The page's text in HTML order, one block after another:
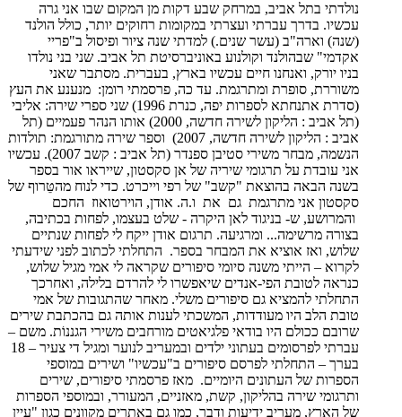
נולדתי בתל אביב, במרחק שבע דקות מן המקום שבו אני גרה
עכשיו. בדרך עברתי ועצרתי במקומות רחוקים יותר, כולל הולנד
(שנה) וארה"ב (עשר שנים.) למדתי שנה ציור ופיסול ב"פריי
אקדמי" שבהולנד וקולנוע באוניברסיטת תל אביב. שני בני נולדו
בניו יורק, ואנחנו חיים עכשיו בארץ, בעברית. מסתבר שאני
משוררת, סופרת ומתרגמת. עד כה, פרסמתי רומן: מנענע את העץ
(סדרת אתנחתא לספרות יפה, כנרת 1996) שני ספרי שירה: אליבי
(תל אביב : הליקון לשירה חדשה, 2000) אותו הנהר פעמיים (תל
אביב : הליקון לשירה חדשה, 2007) וספר שירה מתורגמת: תולדות
הנשמה, מבחר משירי סטיבן ספנדר (תל אביב : קשב 2007). עכשיו
אני עובדת על תרגומי שיריה של אן סקסטון, שייראו אור בספר
בשנה הבאה בהוצאת "קשב" של רפי וייכרט. כדי לנוח מהטֵּרוף של
סקסטון אני מתרגמת גם את ו.ה. אודן, הוירטואוז החכם
והמרושע, ש- בניגוד לאן היקרה - שלט בעצמו, לפחות בכתיבה,
בצורה מרשימה... ומרגיעה. תרגום אודן ייקח לי לפחות שנתיים
שלוש, ואז אוציא את המבחר בספר. התחלתי לכתוב לפני שידעתי
לקרוא – הייתי משנה סיומי סיפורים שקראה לי אמי מגיל שלוש,
כנראה לטובת הפי-אנדים שיאפשרו לי להרדם בלילה, ואחרכך
התחלתי להמציא גם סיפורים משלי. מאחר שהתגובות של אמי
טובת הלב היו מעודדות, המשכתי לענות אותה גם בהכתבת שירים
שרובם ככולם היו בודאי פלגיאטים מורחבים משירי הגננוֹת. משם –
עברתי לפרסומים בעתוני ילדים ובמעריב לנוער ומגיל די צעיר – 18
בערך – התחלתי לפרסם סיפורים ב"עכשיו" ושירים במוספי
הספרות של העתונים היומיים. מאז פרסמתי סיפורים, שירים
ותרגומי שירה בהליקון, קשת, מאזניים, המעורר, ובמוספי הספרות
של הארץ, מעריב ידיעות ודבר, כמו גם באתרים מקוונים כגון "עיין